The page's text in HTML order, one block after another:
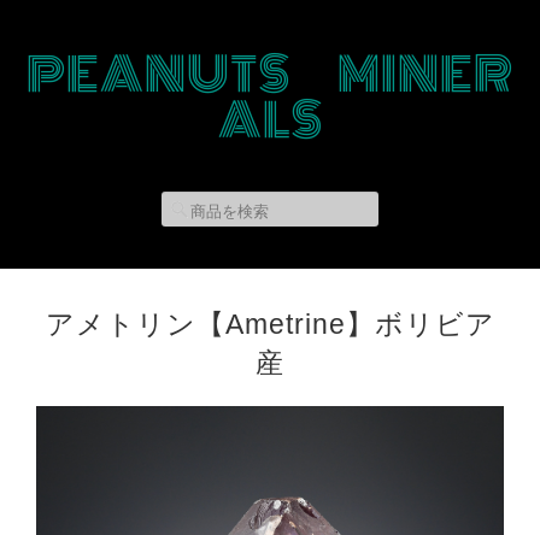
PEANUTS MINER
ALS
アメトリン【Ametrine】ボリビア
産